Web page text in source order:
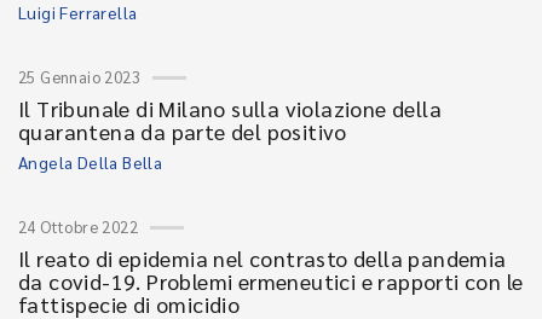
Luigi Ferrarella
25 Gennaio 2023
Il Tribunale di Milano sulla violazione della
quarantena da parte del positivo
Angela Della Bella
24 Ottobre 2022
Il reato di epidemia nel contrasto della pandemia
da covid-19. Problemi ermeneutici e rapporti con le
fattispecie di omicidio